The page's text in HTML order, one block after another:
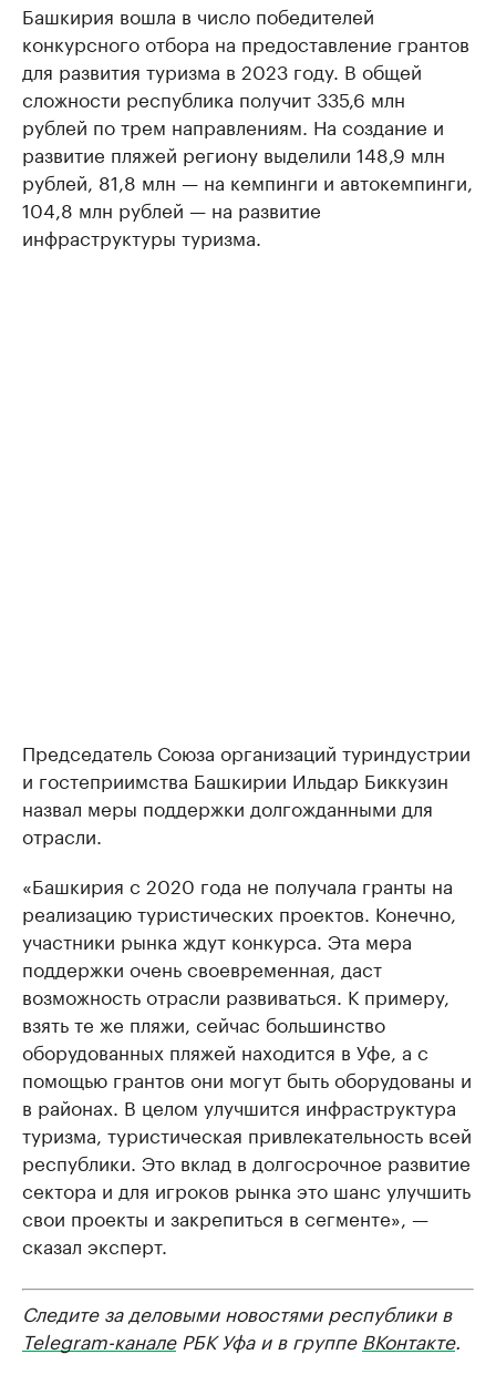
Башкирия вошла в число победителей
конкурсного отбора на предоставление грантов
для развития туризма в 2023 году. В общей
сложности республика получит 335,6 млн
рублей по трем направлениям. На создание и
развитие пляжей региону выделили 148,9 млн
рублей, 81,8 млн — на кемпинги и автокемпинги,
104,8 млн рублей — на развитие
инфраструктуры туризма.
Председатель Союза организаций туриндустрии
и гостеприимства Башкирии Ильдар Биккузин
назвал меры поддержки долгожданными для
отрасли.
«Башкирия с 2020 года не получала гранты на
реализацию туристических проектов. Конечно,
участники рынка ждут конкурса. Эта мера
поддержки очень своевременная, даст
возможность отрасли развиваться. К примеру,
взять те же пляжи, сейчас большинство
оборудованных пляжей находится в Уфе, а с
помощью грантов они могут быть оборудованы и
в районах. В целом улучшится инфраструктура
туризма, туристическая привлекательность всей
республики. Это вклад в долгосрочное развитие
сектора и для игроков рынка это шанс улучшить
свои проекты и закрепиться в сегменте», —
сказал эксперт.
Следите за деловыми новостями республики в
Telegram-каналеРБК Уфа и в группе ВКонтакте.